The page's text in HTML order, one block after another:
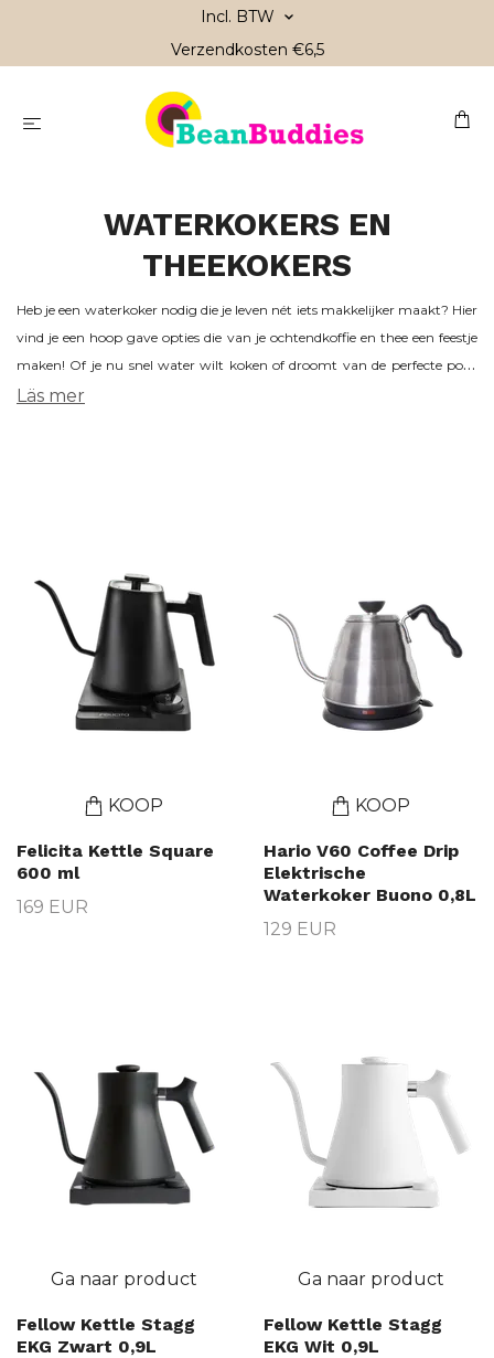
Incl. BTW
Verzendkosten €6,5
WATERKOKERS EN
THEEKOKERS
Heb je een waterkoker nodig die je leven nét iets makkelijker maakt? Hier
vind je een hoop gave opties die van je ochtendkoffie en thee een feestje
maken! Of je nu snel water wilt koken of droomt van de perfecte pour
over, wij hebben iets dat bij je past. We hebben zowel theekokers als
Läs mer
KOOP
Felicita Kettle Square
600 ml
169 EUR
KOOP
Hario V60 Coffee Drip
Elektrische
Waterkoker Buono 0,8L
129 EUR
Ga naar product
Fellow Kettle Stagg
EKG Zwart 0,9L
Ga naar product
Fellow Kettle Stagg
EKG Wit 0,9L